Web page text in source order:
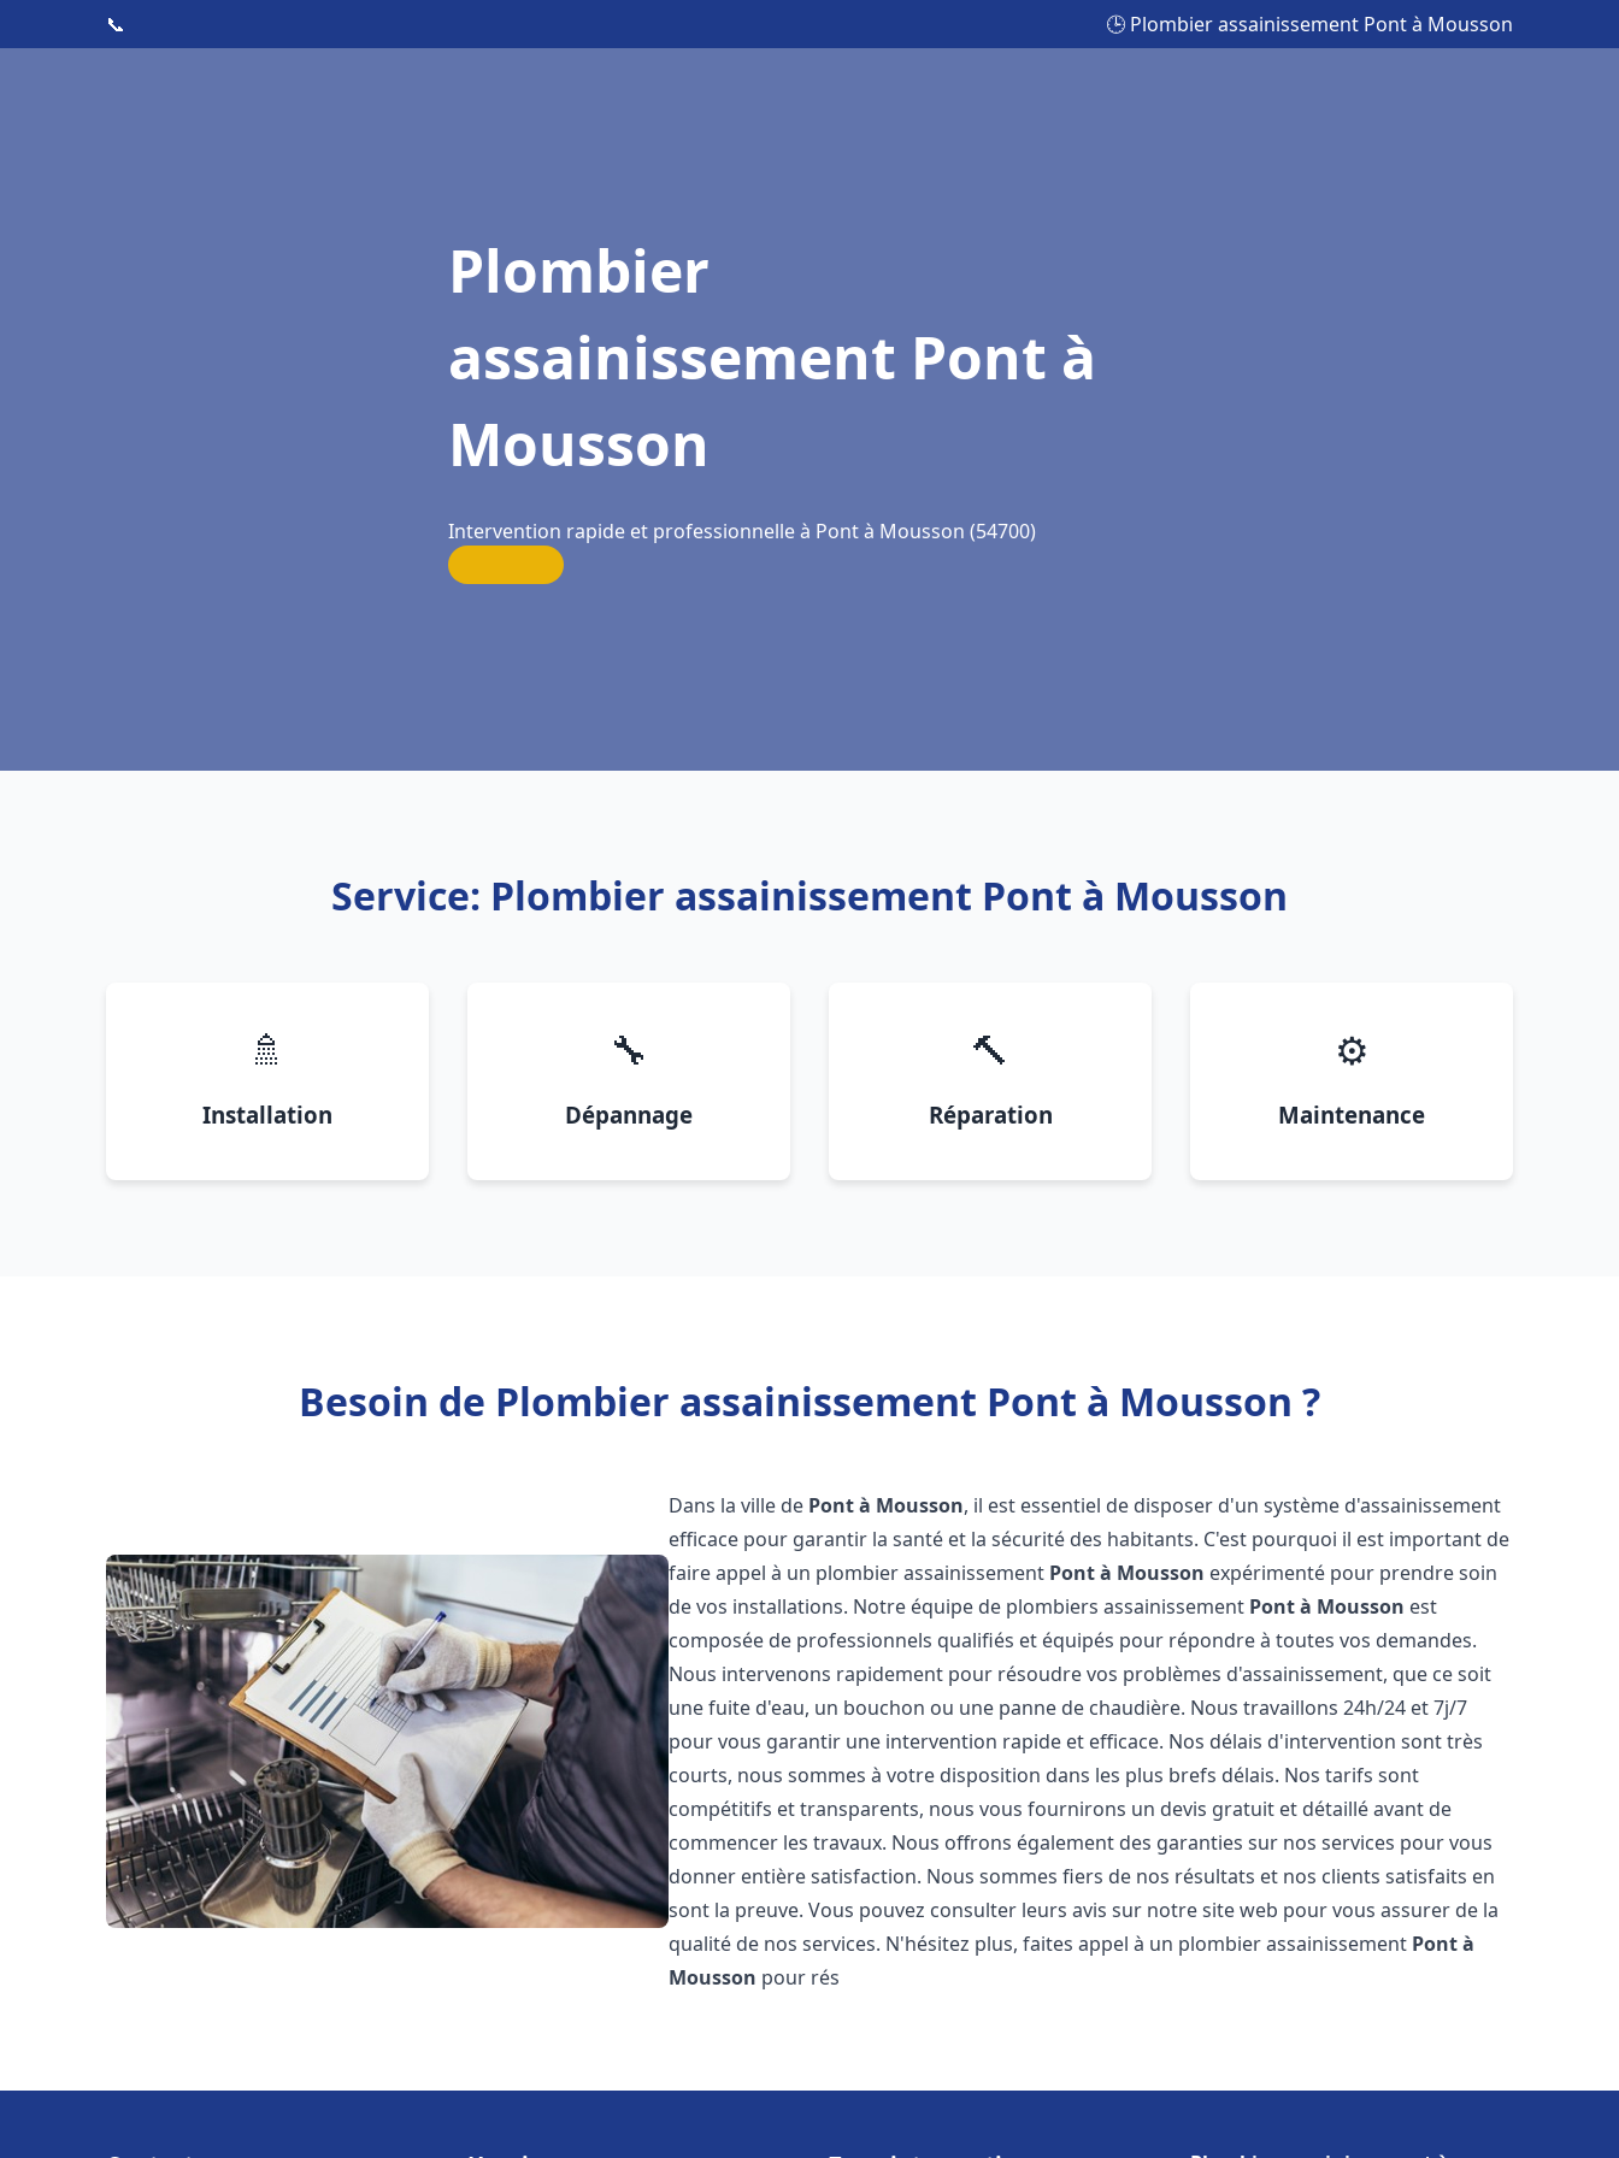
📞 🕒 Plombier assainissement Pont à Mousson
Plombier
assainissement Pont à
Mousson
Intervention rapide et professionnelle à Pont à Mousson (54700)
Service: Plombier assainissement Pont à Mousson
🚿
Installation
🔧
Dépannage
🔨
Réparation
⚙️
Maintenance
Besoin de Plombier assainissement Pont à Mousson ?
Dans la ville de Pont à Mousson, il est essentiel de disposer d'un système d'assainissement
efficace pour garantir la santé et la sécurité des habitants. C'est pourquoi il est important de
faire appel à un plombier assainissement Pont à Mousson expérimenté pour prendre soin
de vos installations. Notre équipe de plombiers assainissement Pont à Mousson est
composée de professionnels qualifiés et équipés pour répondre à toutes vos demandes.
Nous intervenons rapidement pour résoudre vos problèmes d'assainissement, que ce soit
une fuite d'eau, un bouchon ou une panne de chaudière. Nous travaillons 24h/24 et 7j/7
pour vous garantir une intervention rapide et efficace. Nos délais d'intervention sont très
courts, nous sommes à votre disposition dans les plus brefs délais. Nos tarifs sont
compétitifs et transparents, nous vous fournirons un devis gratuit et détaillé avant de
commencer les travaux. Nous offrons également des garanties sur nos services pour vous
donner entière satisfaction. Nous sommes fiers de nos résultats et nos clients satisfaits en
sont la preuve. Vous pouvez consulter leurs avis sur notre site web pour vous assurer de la
qualité de nos services. N'hésitez plus, faites appel à un plombier assainissement Pont à
Mousson pour rés